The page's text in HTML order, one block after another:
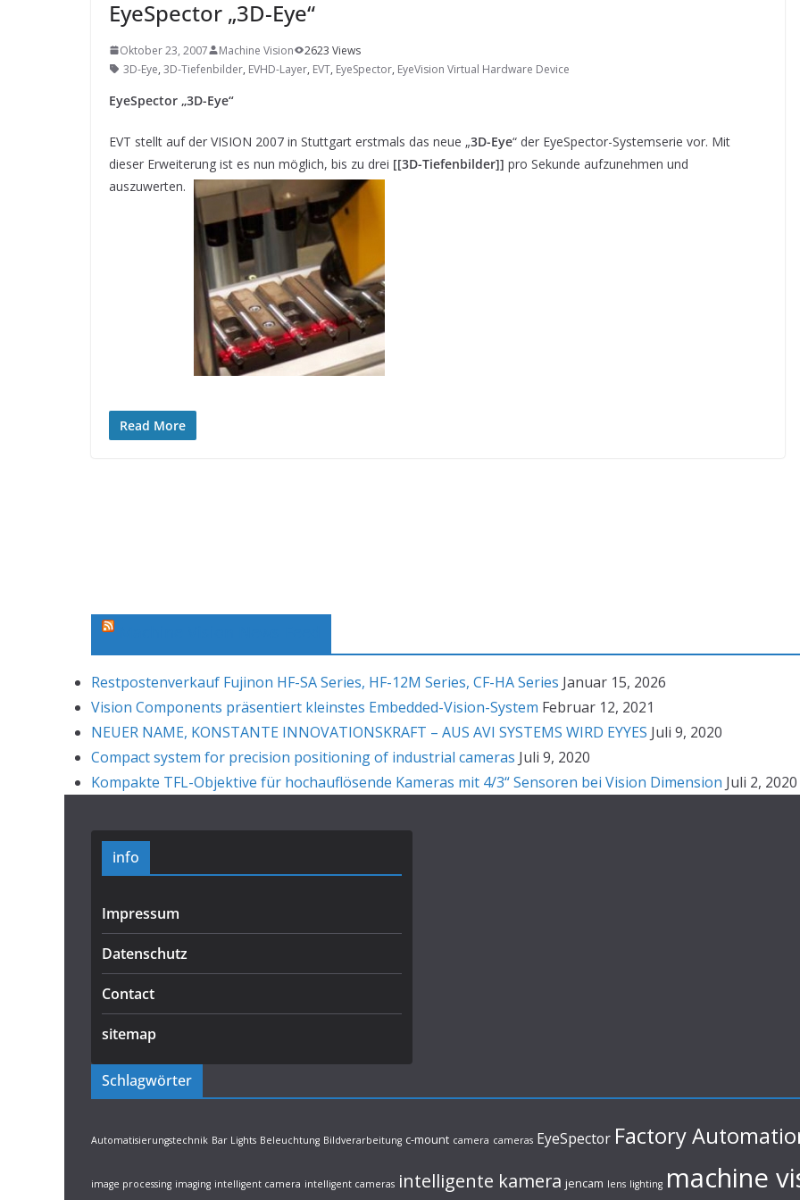
SYSTEMS WIRD EYYES
Compact system for precision
EyeSpector „3D-Eye“
Oktober 23, 2007 Machine Vision
2623 Views
3D-Eye, 3D-Tiefenbilder, EVHD-Layer, EVT, EyeSpector, EyeVision Virtual Hardware Device
EyeSpector „3D-Eye“
EVT stellt auf der VISION 2007 in Stuttgart erstmals das neue „3D-Eye“ der EyeSpector-Systemserie vor. Mit
dieser Erweiterung ist es nun möglich, bis zu drei [[3D-Tiefenbilder]] pro Sekunde aufzunehmen und
auszuwerten.
Read More
Restpostenverkauf Fujinon HF-SA Series, HF-12M Series, CF-HA Series Januar 15, 2026
Vision Components präsentiert kleinstes Embedded-Vision-System Februar 12, 2021
NEUER NAME, KONSTANTE INNOVATIONSKRAFT – AUS AVI SYSTEMS WIRD EYYES Juli 9, 2020
Compact system for precision positioning of industrial cameras Juli 9, 2020
Kompakte TFL-Objektive für hochauflösende Kameras mit 4/3“ Sensoren bei Vision Dimension Juli 2, 2020
info
Impressum
Datenschutz
Contact
sitemap
Schlagwörter
Automatisierungstechnik Bar Lights Beleuchtung Bildverarbeitung c-mount camera cameras EyeSpector Factory
image processing imaging intelligent camera intelligent cameras intelligente kamera jencam lens lighting machine